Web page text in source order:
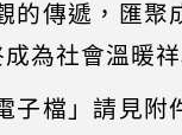
傳遞，匯聚
為社會溫暖祥
子檔」請見